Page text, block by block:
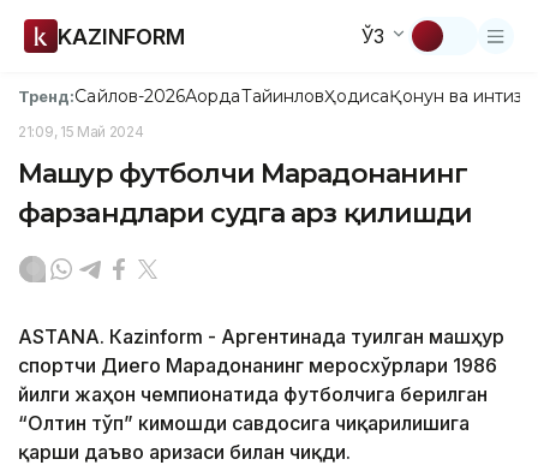
KAZINFORM ЎЗ
Тренд:Сайлов-2026АқордаТайинловҲодисаҚонун ва
21:09, 15 Май 2024
Машҳур футболчи Марадонанинг
фарзандлари судга арз қилишди
ASTANА. Кazinform - Аргентинада туғилган машҳур
спортчи Диего Марадонанинг меросхўрлари 1986
йилги жаҳон чемпионатида футболчига берилган
“Олтин тўп” кимошди савдосига чиқарилишига
қарши даъво аризаси билан чиқди.